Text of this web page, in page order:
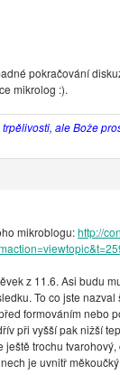
pokračování
mikrolog :).
ale Bože
mikroblogu:http://
z 11.6. Asi budu
To co jste
formováním nebo
při vyšší pak nižší
ještě trochu
je uvnitř